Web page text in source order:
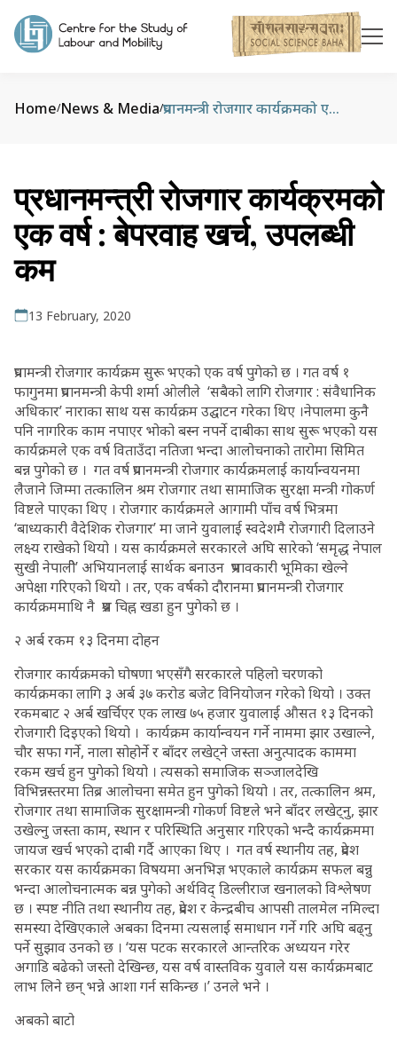
Home/News & Media/ प्रधानमन्त्री रोजगार कार्यक्रमको एक वर्ष : बेपरवाह खर्च, उपलब्धी कम
प्रधानमन्त्री रोजगार कार्यक्रमको
एक वर्ष : बेपरवाह खर्च, उपलब्धी
कम
13 February, 2020
प्रधामन्त्री रोजगार कार्यक्रम सुरू भएको एक वर्ष पुगेको छ । गत वर्ष १
फागुनमा प्रधानमन्त्री केपी शर्मा ओलीले ‘सबैको लागि रोजगार : संवैधानिक
अधिकार’ नाराका साथ यस कार्यक्रम उद्घाटन गरेका थिए ।नेपालमा कुनै
पनि नागरिक काम नपाएर भोको बस्न नपर्ने दाबीका साथ सुरू भएको यस
कार्यक्रमले एक वर्ष विताउँदा नतिजा भन्दा आलोचनाको तारोमा सिमित
बन्न पुगेको छ । गत वर्ष प्रधानमन्त्री रोजगार कार्यक्रमलाई कार्यान्वयनमा
लैजाने जिम्मा तत्कालिन श्रम रोजगार तथा सामाजिक सुरक्षा मन्त्री गोकर्ण
विष्टले पाएका थिए । रोजगार कार्यक्रमले आगामी पाँच वर्ष भित्रमा
‘बाध्यकारी वैदेशिक रोजगार’ मा जाने युवालाई स्वदेशमै रोजगारी दिलाउने
लक्ष्य राखेको थियो । यस कार्यक्रमले सरकारले अघि सारेकाे ‘समृद्ध नेपाल
सुखी नेपालीे’ अभियानलाई सार्थक बनाउन प्रभावकारी भूमिका खेल्ने
अपेक्षा गरिएको थियो । तर, एक वर्षको दौरानमा प्रधानमन्त्री रोजगार
कार्यक्रममाथि नै प्रश्न चिह्न खडा हुन पुगेको छ ।
२ अर्ब रकम १३ दिनमा दोहन
रोजगार कार्यक्रमको घोषणा भएसँगै सरकारले पहिलो चरणको
कार्यक्रमका लागि ३ अर्ब ३७ करोड बजेट विनियोजन गरेको थियो । उक्त
रकमबाट २ अर्ब खर्चिएर एक लाख ७५ हजार युवालाई औसत १३ दिनको
रोजगारी दिइएको थियो । कार्यक्रम कार्यान्वयन गर्ने नाममा झार उखाल्ने,
चौर सफा गर्ने, नाला सोहोर्ने र बाँदर लखेट्ने जस्ता अनुत्पादक काममा
रकम खर्च हुन पुगेको थियो । त्यसको समाजिक सञ्जालदेखि
विभिन्नस्तरमा तिब्र आलोचना समेत हुन पुगेको थियो । तर, तत्कालिन श्रम,
रोजगार तथा सामाजिक सुरक्षामन्त्री गोकर्ण विष्टले भने बाँदर लखेट्नु, झार
उखेल्नु जस्ता काम, स्थान र परिस्थिति अनुसार गरिएको भन्दै कार्यक्रममा
जायज खर्च भएको दाबी गर्दै आएका थिए । गत वर्ष स्थानीय तह, प्रदेश
सरकार यस कार्यक्रमका विषयमा अनभिज्ञ भएकाले कार्यक्रम सफल बन्नु
भन्दा आलोचनात्मक बन्न पुगेको अर्थविद् डिल्लीराज खनालको विश्लेषण
छ । स्पष्ट नीति तथा स्थानीय तह, प्रदेश र केन्द्रबीच आपसी तालमेल नमिल्दा
समस्या देखिएकाले अबका दिनमा त्यसलाई समाधान गर्ने गरि अघि बढ्नु
पर्ने सुझाव उनको छ । ‘यस पटक सरकारले आन्तरिक अध्ययन गरेर
अगाडि बढेको जस्तो देखिन्छ, यस वर्ष वास्तविक युवाले यस कार्यक्रमबाट
लाभ लिने छन् भन्ने आशा गर्न सकिन्छ ।’ उनले भने ।
अबको बाटो